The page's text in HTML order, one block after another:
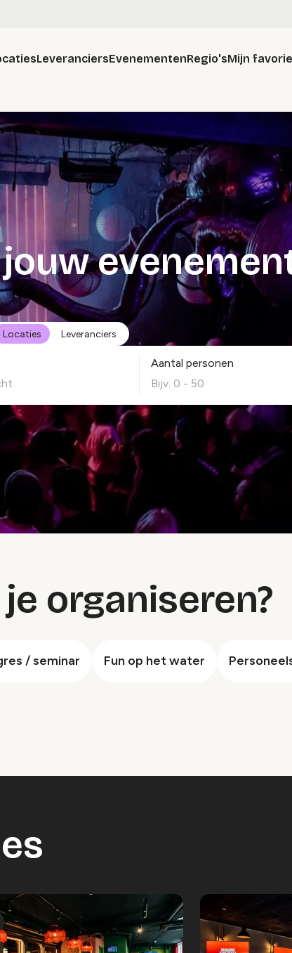
LeveranciersEvenementenRegio'sMijn
Type
Locaties Leveranciers
Aantal personen
organiseren?
/ seminar Fun op het water